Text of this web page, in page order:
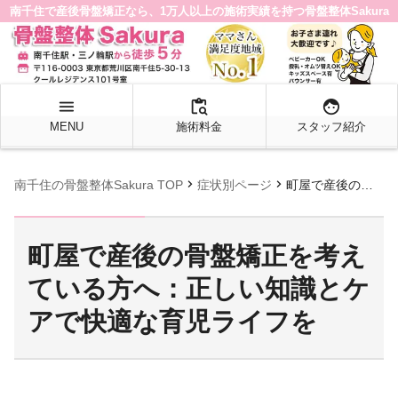
南千住で産後骨盤矯正なら、1万人以上の施術実績を持つ骨盤整体Sakura
menu
MENU
content_paste_search
施術料金
face
スタッフ紹介
南千住の骨盤整体Sakura TOP chevron_right 症状別ページ chevron_right 町屋で産後の骨盤矯正を考えている方へ：正しい知識とケアで快適な育児ライフを
町屋で産後の骨盤矯正を考え
ている方へ：正しい知識とケ
アで快適な育児ライフを